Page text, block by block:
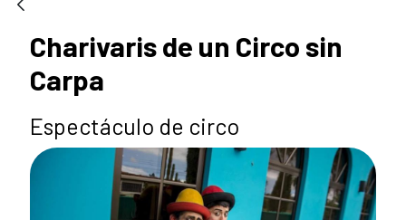
Charivaris de un Circo sin
Carpa
Espectáculo de circo